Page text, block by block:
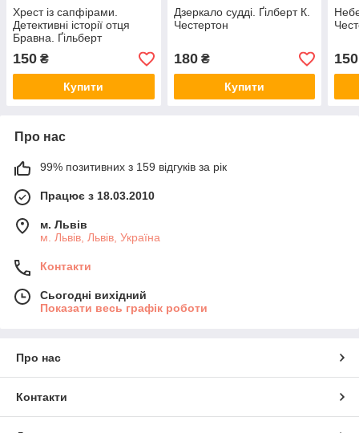
Хрест із сапфірами.
Детективні історії отця
Бравна. Ґільберт
К.Честертон
150 ₴
Купити
Дзеркало судді. Ґілберт К.
Честертон
180₴
Купити
150
Про нас
99% позитивних з 159 відгуків за рік
Працює з 18.03.2010
м. Львів
м. Львів, Львів, Україна
Контакти
Сьогодні вихідний
Показати весь графік роботи
Про нас
Контакти